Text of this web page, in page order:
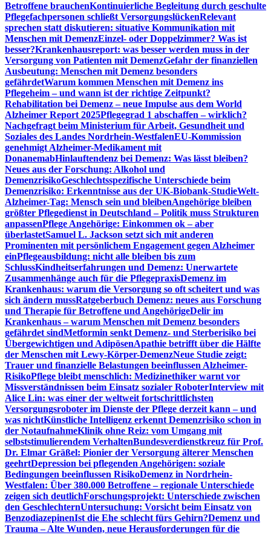
Betroffene brauchenKontinuierliche Begleitung durch geschulte
Pflegefachpersonen schließt VersorgungslückenRelevant
sprechen statt diskutieren: situative Kommunikation mit
Menschen mit DemenzEinzel- oder Doppelzimmer? Was ist
besser?Krankenhausreport: was besser werden muss in der
Versorgung von Patienten mit DemenzGefahr der finanziellen
Ausbeutung: Menschen mit Demenz besonders
gefährdetWarum kommen Menschen mit Demenz ins
Pflegeheim – und wann ist der richtige Zeitpunkt?
Rehabilitation bei Demenz – neue Impulse aus dem World
Alzheimer Report 2025Pflegegrad 1 abschaffen – wirklich?
Nachgefragt beim Ministerium für Arbeit, Gesundheit und
Soziales des Landes Nordrhein-WestfalenEU-Kommission
genehmigt Alzheimer-Medikament mit
DonanemabHinlauftendenz bei Demenz: Was lässt bleiben?
Neues aus der Forschung: Alkohol und
DemenzrisikoGeschlechtsspezifische Unterschiede beim
Demenzrisiko: Erkenntnisse aus der UK-Biobank-StudieWelt-
Alzheimer-Tag: Mensch sein und bleibenAngehörige bleiben
größter Pflegedienst in Deutschland – Politik muss Strukturen
anpassenPflege Angehörige: Einkommen ok – aber
überlastetSamuel L. Jackson setzt sich mit anderen
Prominenten mit persönlichem Engagement gegen Alzheimer
einPflegeausbildung: nicht alle bleiben bis zum
SchlussKindheitserfahrungen und Demenz: Unerwartete
Zusammenhänge auch für die PflegepraxisDemenz im
Krankenhaus: warum die Versorgung so oft scheitert und was
sich ändern mussRatgeberbuch Demenz: neues aus Forschung
und Therapie für Betroffene und AngehörigeDelir im
Krankenhaus – warum Menschen mit Demenz besonders
gefährdet sindMetformin senkt Demenz- und Sterberisiko bei
Übergewichtigen und AdipösenApathie betrifft über die Hälfte
der Menschen mit Lewy-Körper-DemenzNeue Studie zeigt:
Trauer und finanzielle Belastungen beeinflussen Alzheimer-
RisikoPflege bleibt menschlich: Medizinethiker warnt vor
Missverständnissen beim Einsatz sozialer RoboterInterview mit
Alice Lin: was einer der weltweit fortschrittlichsten
Versorgungsroboter im Dienste der Pflege derzeit kann – und
was nichtKünstliche Intelligenz erkennt Demenzrisiko schon in
der NotaufnahmeKlinik ohne Reiz: vom Umgang mit
selbststimulierendem VerhaltenBundesverdienstkreuz für Prof.
Dr. Elmar Gräßel: Pionier der Versorgung älterer Menschen
geehrtDepression bei pflegenden Angehörigen: soziale
Bedingungen beeinflussen RisikoDemenz in Nordrhein-
Westfalen: Über 380.000 Betroffene – regionale Unterschiede
zeigen sich deutlichForschungsprojekt: Unterschiede zwischen
den GeschlechternUntersuchung: Vorsicht beim Einsatz von
BenzodiazepinenIst die Ehe schlecht fürs Gehirn?Demenz und
Trauma – Alte Wunden, neue Herausforderungen für die